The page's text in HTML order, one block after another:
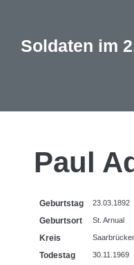
Soldaten im
Paul
Geburtstag 23.03.1892
Geburtsort St. Arnual
Kreis
Todestag 30.11.1969